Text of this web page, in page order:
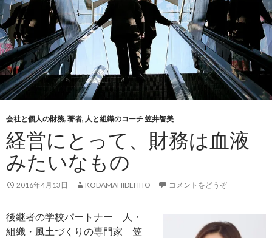
会社と個人の財務, 著者, 人と組織のコーチ 笠井智美
経営にとって、財務は血液
みたいなもの
2016年4月13日 KODAMAHIDEHITO コメントをどうぞ
後継者の学校パートナー 人・
組織・風土づくりの専門家 笠